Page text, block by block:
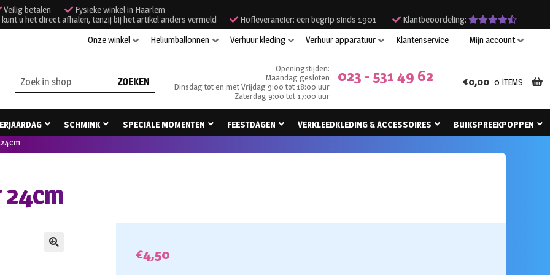
Veilig betalen
Fysieke winkel in Haarlem
u het direct afhalen, tenzij bij het artikel anders vermeld
Hofleverancier: een begrip sinds 1901
Klantbeoordeling:
Onze winkel
Heliumballonnen Verhuur kleding Verhuur apparatuur Klantenservice Mijn account
Zoeken
naar:
Openingstijden:
Maandag gesloten
Dinsdag tot en met Vrijdag 9:00 tot 18:00 uur
Zaterdag 9:00 tot 17:00 uur
023 - 531 49 62 €0,00 0 ITEMS
SCHMINK SPECIALE MOMENTEN FEESTDAGEN VERKLEEDKLEDING & ACCESSOIRES
BUIKSPREEKPOPPEN
€4,50